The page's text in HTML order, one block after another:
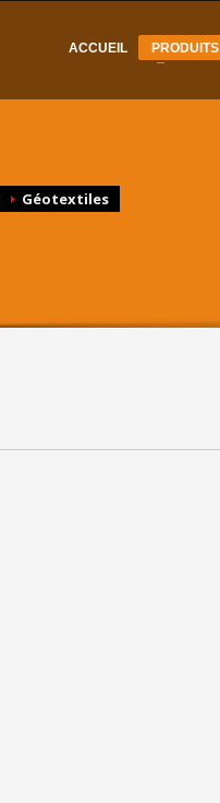
ACCUEIL PRODUITS
Géotextiles